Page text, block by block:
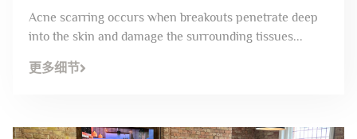
Acne scarring occurs when breakouts penetrate deep
into the skin and damage the surrounding tissues...
更多细节